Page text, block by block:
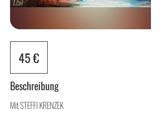
45 €
Beschreibung
Mit STEFFI KRENZEK